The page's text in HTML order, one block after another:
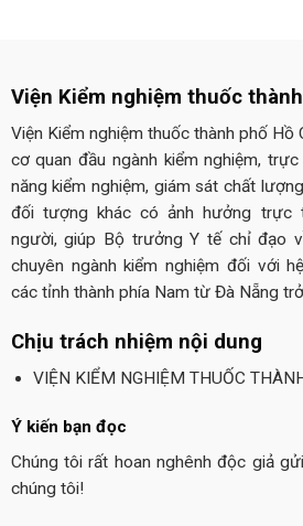
Viện Kiểm nghiệm thuốc
Viện Kiểm nghiệm thuốc thành phố Hồ
cơ quan đầu ngành kiểm nghiệm,
năng kiểm nghiệm, giám sát chất
đối tượng khác có ảnh hưởng trực
người, giúp Bộ trưởng Y tế chỉ đạo
chuyên ngành kiểm nghiệm đối với
các tỉnh thành phía Nam từ Đà Nẵng
Chịu trách nhiệm nội dung
VIỆN KIỂM NGHIỆM THUỐC
Ý kiến bạn đọc
Chúng tôi rất hoan nghênh độc giả
chúng tôi!